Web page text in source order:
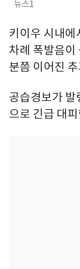
뉴스1
키이우 시내에
차례 폭발음
분쯤 이어진
공습경보가 발
으로 긴급 대